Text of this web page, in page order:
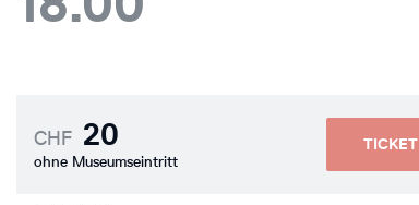
CHF 20
ohne Museumseintritt
TICKET